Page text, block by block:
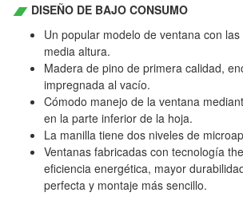
DISEÑO DE BAJO CONSUMO
Un popular modelo de ventana con
media altura.
Madera de pino de primera calidad,
impregnada al vacío.
Cómodo manejo de la ventana
en la parte inferior de la hoja.
La manilla tiene dos niveles de
Ventanas fabricadas con tecnología
eficiencia energética, mayor
perfecta y montaje más sencillo.